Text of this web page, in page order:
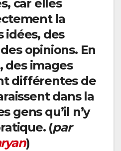
car elles
la
idées, des
opinions. En
des images
différentes de
dans la
gens qu’il n’y
(par
)